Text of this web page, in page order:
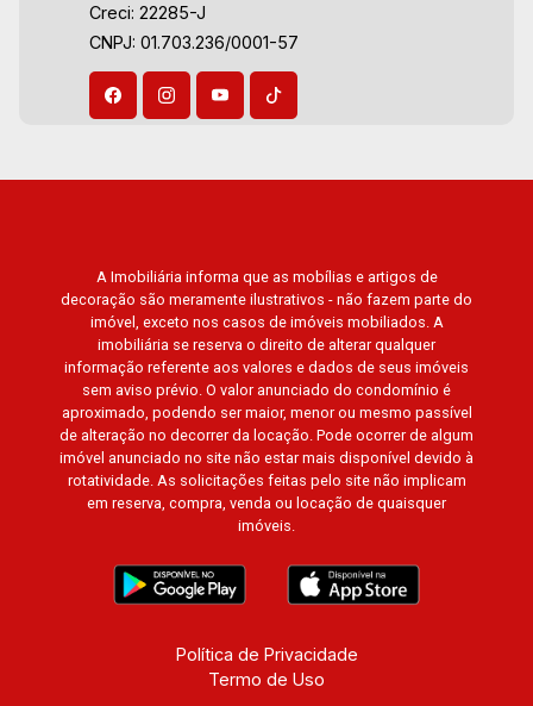
Creci: 22285-J
CNPJ: 01.703.236/0001-57
A Imobiliária informa que as mobílias e artigos de
decoração são meramente ilustrativos - não fazem parte do
imóvel, exceto nos casos de imóveis mobiliados. A
imobiliária se reserva o direito de alterar qualquer
informação referente aos valores e dados de seus imóveis
sem aviso prévio. O valor anunciado do condomínio é
aproximado, podendo ser maior, menor ou mesmo passível
de alteração no decorrer da locação. Pode ocorrer de algum
imóvel anunciado no site não estar mais disponível devido à
rotatividade. As solicitações feitas pelo site não implicam
em reserva, compra, venda ou locação de quaisquer
imóveis.
Política de Privacidade
Termo de Uso